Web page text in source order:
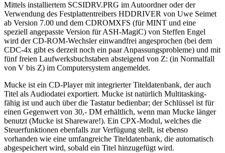
Mittels installiertem SCSIDRV.PRG im Autoordner oder der
Verwendung des Festplattentreibers HDDRIVER von Uwe Seimet
ab Version 7.00 und dem CDROMXFS (für MINT und eine
speziell angepasste Version für ASH-MagiC) von Steffen Engel
wird der CD-ROM-Wechsler einwandfrei angesprochen (bei dem
CDC-4x gibt es derzeit noch ein paar Anpassungsprobleme) und mit
fünf freien Laufwerksbuchstaben absteigend von Z: (in Normalfall
von V bis Z) im Computersystem angemeldet.
Mucke ist ein CD-Player mit integrierter Titeldatenbank, der auch
Titel als Audiodatei exportiert. Mucke ist natürlich Multitasking-
fähig ist und auch über die Tastatur bedienbar; der Schlüssel ist für
einen Gegenwert von 30,- DM erhältlich, wenn man Mucke länger
benutzt (Mucke ist Shareware!). Ein CPX-Modul, welches die
Steuerfunktionen ebenfalls zur Verfügung stellt, ist ebenso
vorhanden wie eine umfangreiche Titeldatenbank, die automatisch
abgespeichert wird, sobald ein Titel hinzugefügt wird.